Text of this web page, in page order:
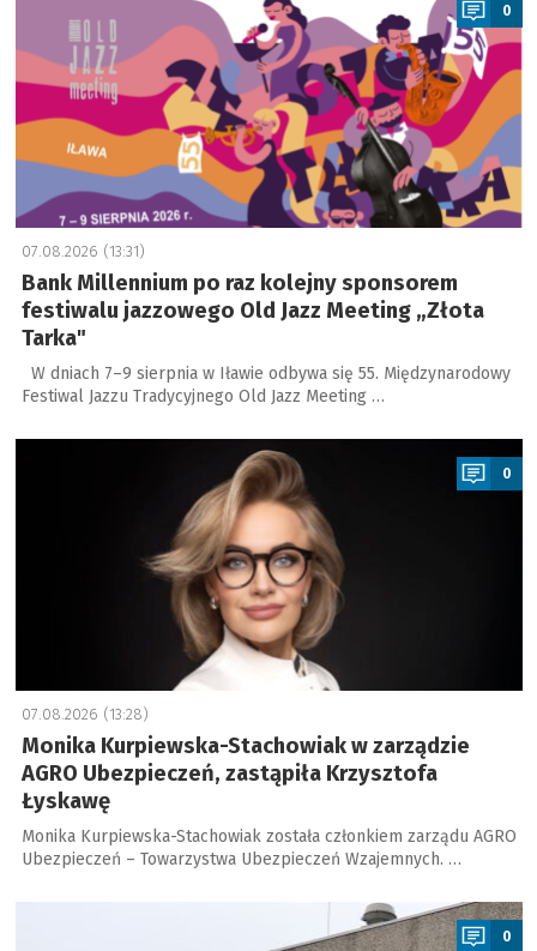
0
07.08.2026 (13:31)
Bank Millennium po raz kolejny sponsorem
festiwalu jazzowego Old Jazz Meeting „Złota
Tarka"
W dniach 7–9 sierpnia w Iławie odbywa się 55. Międzynarodowy
Festiwal Jazzu Tradycyjnego Old Jazz Meeting …
a
0
07.08.2026 (13:28)
Monika Kurpiewska-Stachowiak w zarządzie
AGRO Ubezpieczeń, zastąpiła Krzysztofa
Łyskawę
Monika Kurpiewska-Stachowiak została członkiem zarządu AGRO
Ubezpieczeń – Towarzystwa Ubezpieczeń Wzajemnych. …
0